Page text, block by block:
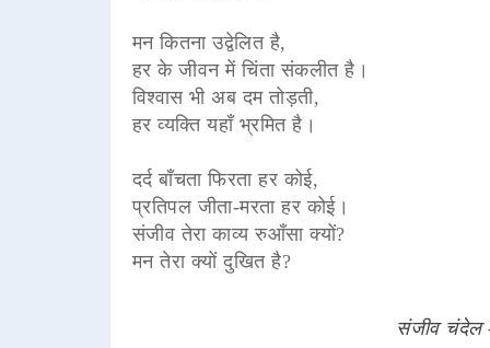
मन कितना उद्वेलित है,
हर के जीवन में चिंता संकलीत है।
विश्वास भी अब दम तोड़ती,
हर व्यक्ति यहाँ भ्रमित है।
दर्द बाँचता फिरता हर कोई,
प्रतिपल जीता-मरता हर कोई।
संजीव तेरा काव्य रुआँसा क्यों?
मन तेरा क्यों दुखित है?
संजीव चंदेल